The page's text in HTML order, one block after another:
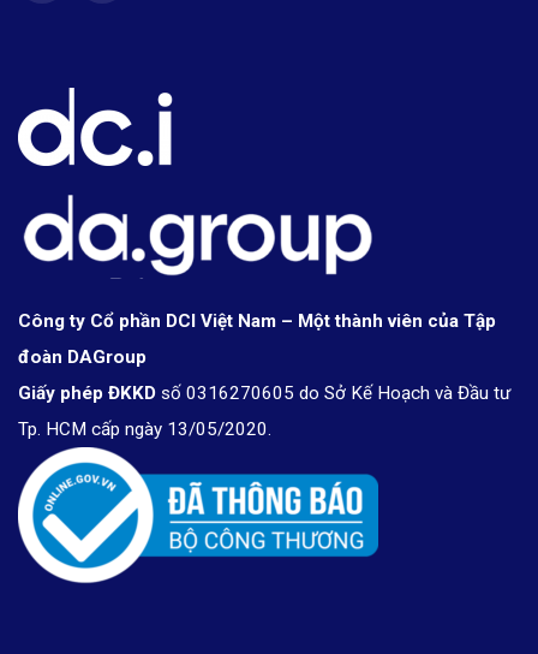
Công ty Cổ phần DCI Việt Nam – Một thành viên của Tập
đoàn DAGroup
Giấy phép ĐKKD số 0316270605 do Sở Kế Hoạch và Đầu tư
Tp. HCM cấp ngày 13/05/2020.